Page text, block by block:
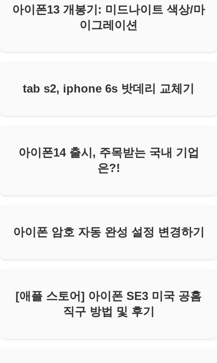
아이폰13 개봉기: 미드나이트 색상/마
이그레이션
tab s2, iphone 6s 밧데리 교체기
아이폰14 출시, 주목받는 국내 기업
은?!
아이폰 암호 자동 완성 설정 변경하기
[애플 스토어] 아이폰 SE3 미국 공홈
직구 방법 및 후기